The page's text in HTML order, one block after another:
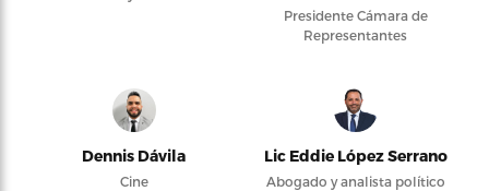
Presidente Cámara de
Representantes
Dennis Dávila
Cine
Lic Eddie López Serrano
Abogado y analista político